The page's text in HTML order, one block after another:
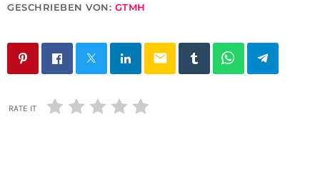
GESCHRIEBEN VON: GTMH
email
RATE IT